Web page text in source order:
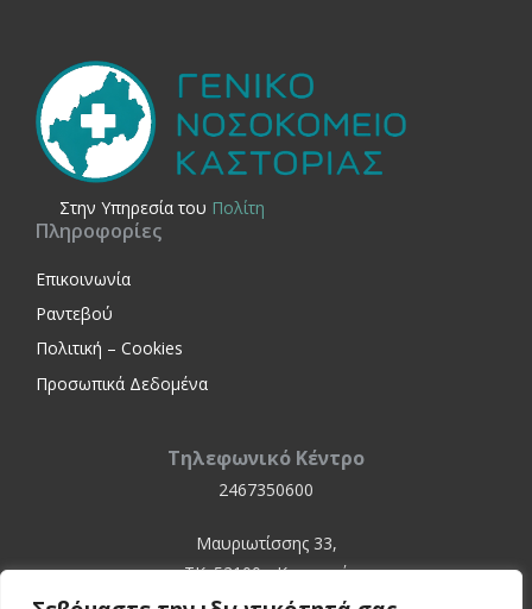
Στην Yπηρεσία του Πολίτη
Πληροφορίες
Επικοινωνία
Ραντεβού
Πολιτική – Cookies
Προσωπικά Δεδομένα
Τηλεφωνικό Κέντρο
2467350600
Μαυριωτίσσης 33,
ΤΚ. 52100 - Καστοριά